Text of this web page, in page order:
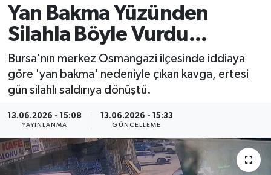
Yan Bakma Yüzünden
Silahla Böyle Vurdu...
Bursa'nın merkez Osmangazi ilçesinde iddiaya
göre 'yan bakma' nedeniyle çıkan kavga, ertesi
gün silahlı saldırıya dönüştü.
13.06.2026 - 15:08
YAYINLANMA
13.06.2026 - 15:33
GÜNCELLEME
Yurttan Haberler
Ekonomi
Teknoloji
Rize Trafik Yoğunluk Haritası
Süper Lig Puan Durumu ve Fikstür
Tüm Manşetler
Son Dakika Haberleri
Haber Arşivi